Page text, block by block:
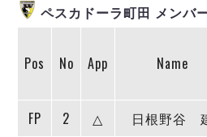
戦績表
個人ランキング｜ゴール
名古屋オーシャンズ
ボルクバレット北九州
メットライフ生命Ｆ２リ
リーグ要項
アリーナ観戦マナー&ルール
Ｆリーグカップ 試合記録
ペスカドーラ町田 メンバ
Pos No App Name
FP
2 △
日根野谷